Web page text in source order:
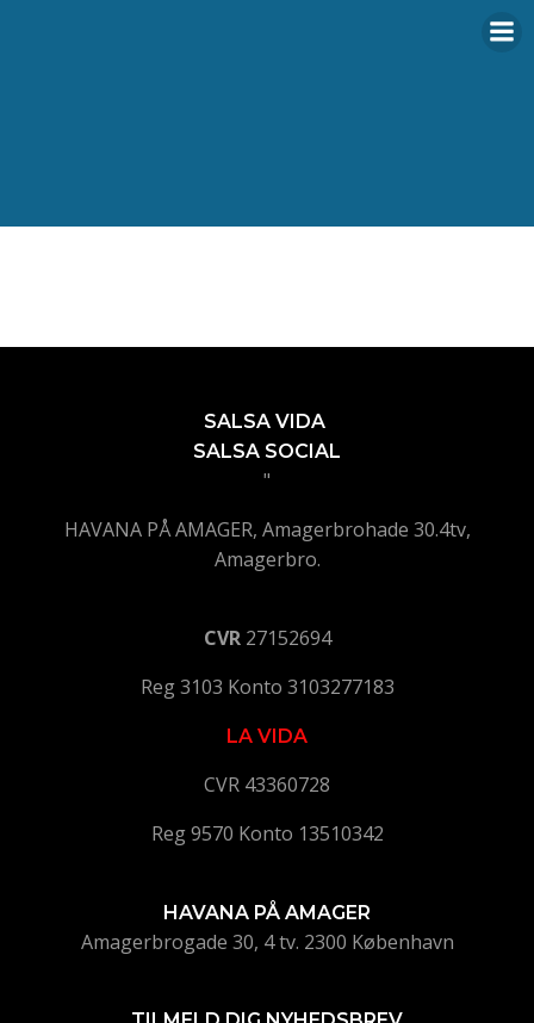
SALSA VIDA
SALSA SOCIAL
"
HAVANA PÅ AMAGER, Amagerbrohade 30.4tv,
Amagerbro.
CVR 27152694
Reg 3103 Konto 3103277183
LA VIDA
CVR 43360728
Reg 9570 Konto 13510342
HAVANA PÅ AMAGER
Amagerbrogade 30, 4 tv. 2300 København